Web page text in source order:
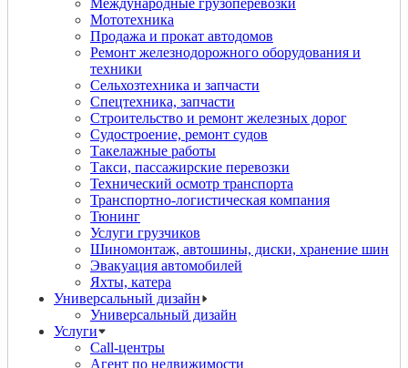
Международные грузоперевозки
Мототехника
Продажа и прокат автодомов
Ремонт железнодорожного оборудования и
техники
Сельхозтехника и запчасти
Спецтехника, запчасти
Строительство и ремонт железных дорог
Судостроение, ремонт судов
Такелажные работы
Такси, пассажирские перевозки
Технический осмотр транспорта
Транспортно-логистическая компания
Тюнинг
Услуги грузчиков
Шиномонтаж, автошины, диски, хранение шин
Эвакуация автомобилей
Яхты, катера
Универсальный дизайн
Универсальный дизайн
Услуги
Call-центры
Агент по недвижимости